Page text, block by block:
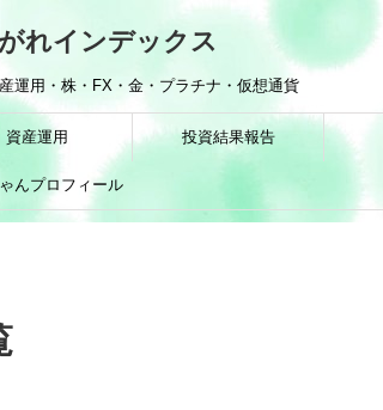
れインデックス
運用・株・FX・金・プラチナ・仮想通貨
資産運用 投資結果報告
んプロフィール